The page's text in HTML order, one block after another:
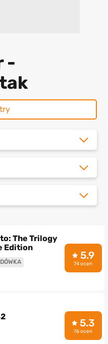
-
The Trilogy
Edition
5.9
74 ocen
5.3
76 ocen